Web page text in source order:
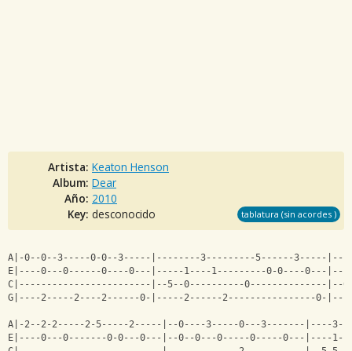
Artista: Keaton Henson
Album: Dear
Año: 2010
Key: desconocido tablatura (sin acordes )
A|-0--0--3-----0-0--3-----|--------3---------5------3-----
E|----0---0------0----0---|-----1----1---------0-0----0---
C|------------------------|--5--0----------0--------------|--
G|----2-----2----2------0-|-----2------2----------------0-
A|-2--2-2-----2-5-----2-----|--0----3-----0---3-------|----
E|----0---0-------0-0---0---|--0--0---0-----0-----0---|----